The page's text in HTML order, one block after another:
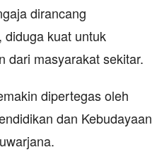
dirancang
diduga kuat untuk
dari masyarakat sekitar.
dipertegas oleh
dan Kebudayaan